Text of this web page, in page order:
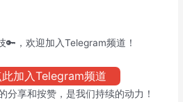
🔑，欢迎加入Telegram频道！
加入Telegram频道
分享和按赞，是我们持续的动力！